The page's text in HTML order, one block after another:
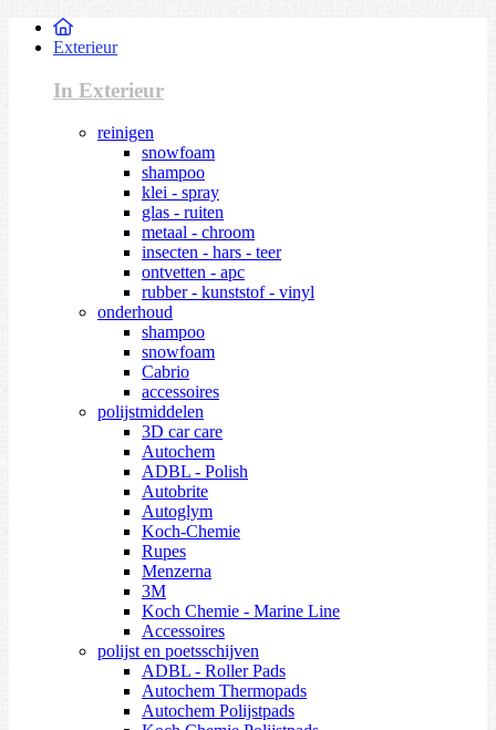
Exterieur
In Exterieur
reinigen
snowfoam
shampoo
klei - spray
glas - ruiten
metaal - chroom
insecten - hars - teer
ontvetten - apc
rubber - kunststof - vinyl
onderhoud
shampoo
snowfoam
Cabrio
accessoires
polijstmiddelen
3D car care
Autochem
ADBL - Polish
Autobrite
Autoglym
Koch-Chemie
Rupes
Menzerna
3M
Koch Chemie - Marine Line
Accessoires
polijst en poetsschijven
ADBL - Roller Pads
Autochem Thermopads
Autochem Polijstpads